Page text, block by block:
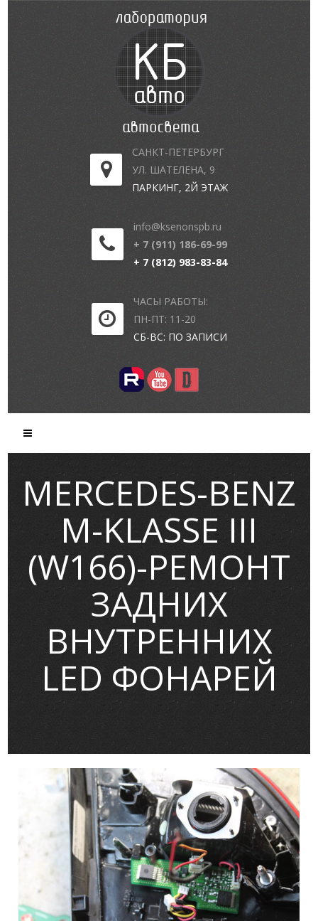
САНКТ-ПЕТЕРБУРГ
УЛ. ШАТЕЛЕНА, 9
ПАРКИНГ, 2Й ЭТАЖ
info@ksenonspb.ru
+ 7 (911) 186-69-99
+ 7 (812) 983-83-84
ЧАСЫ РАБОТЫ:
ПН-ПТ: 11-20
СБ-ВС: ПО ЗАПИСИ
MERCEDES-BENZ
M-KLASSE III
(W166)-РЕМОНТ
ЗАДНИХ
ВНУТРЕННИХ
LED ФОНАРЕЙ